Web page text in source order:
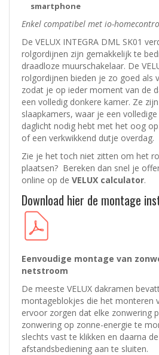
smartphone
Enkel compatibel met io-
De VELUX INTEGRA DML SK01
rolgordijnen zijn gemakkelijk te
draadloze muurschakelaar. De
rolgordijnen bieden je zo goed als
zodat je op ieder moment van de
een volledig donkere kamer. Ze
slaapkamers, waar je een
daglicht nodig hebt met het oog
of een verkwikkend dutje overdag.
Zie je het toch niet zitten om het
plaatsen? Bereken dan snel je
online op de VELUX calculator.
Download hier de montage
Eenvoudige montage van
netstroom
De meeste VELUX dakramen
montageblokjes die het monteren
ervoor zorgen dat elke zonwering
zonwering op zonne-energie te
slechts vast te klikken en daarna
afstandsbediening aan te sluiten.